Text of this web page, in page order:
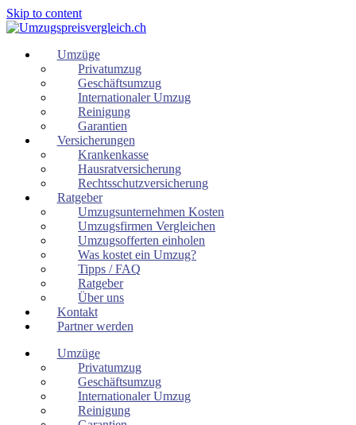
Skip to content
Umzüge
Privatumzug
Geschäftsumzug
Internationaler Umzug
Reinigung
Garantien
Versicherungen
Krankenkasse
Hausratversicherung
Rechtsschutzversicherung
Ratgeber
Umzugsunternehmen Kosten
Umzugsfirmen Vergleichen
Umzugsofferten einholen
Was kostet ein Umzug?
Tipps / FAQ
Ratgeber
Über uns
Kontakt
Partner werden
Umzüge
Privatumzug
Geschäftsumzug
Internationaler Umzug
Reinigung